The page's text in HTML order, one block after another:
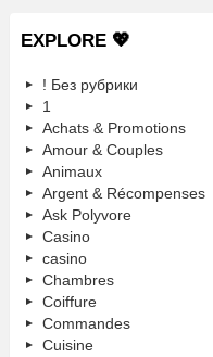
EXPLORE 💖
! Без рубрики
1
Achats & Promotions
Amour & Couples
Animaux
Argent & Récompenses
Ask Polyvore
Casino
casino
Chambres
Coiffure
Commandes
Cuisine